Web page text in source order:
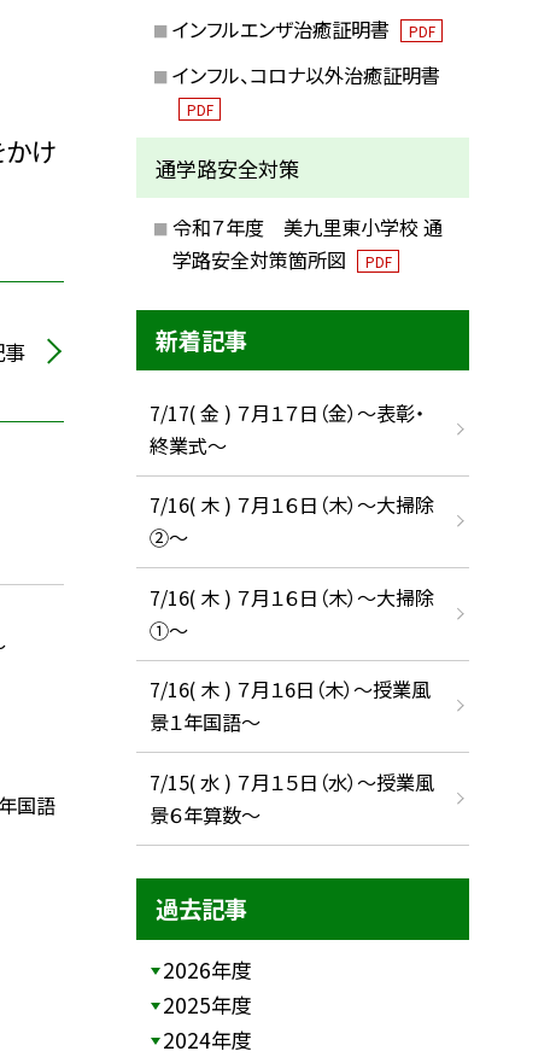
け
国語
インフルエンザ治癒証明書 PDF
インフル、コロナ以外治癒証明書
PDF
通学路安全対策
令和７年度 美九里東小学校 通
学路安全対策箇所図
PDF
新着記事
7/17( 金 ) ７月１７日（金）～表彰・
終業式～
7/16( 木 ) ７月１６日（木）～大掃除
②～
7/16( 木 ) ７月１６日（木）～大掃除
①～
7/16( 木 ) ７月１6日（木）～授業風
景１年国語～
7/15( 水 ) ７月１５日（水）～授業風
景６年算数～
過去記事
2026年度
2025年度
2024年度